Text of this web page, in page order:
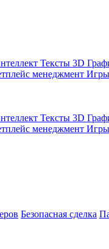
Тексты 3D
менеджмент Игры
Тексты 3D
менеджмент Игры
Безопасная сделка